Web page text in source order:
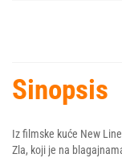
Sinopsis
Iz filmske kuće New
Zla, koji je na